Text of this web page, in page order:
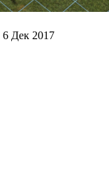
6 Дек 2017